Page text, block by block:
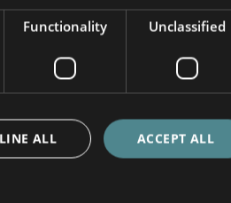
Functionality Unclassified
ACCEPT ALL
ALL